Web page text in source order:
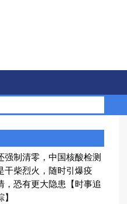
强制清零，中国核酸检测
干柴烈火，随时引爆疫
，恐有更大隐患【时事追
】